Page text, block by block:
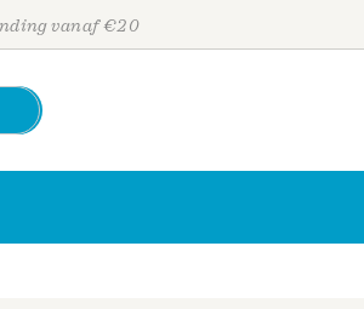
vanaf €20
Personen